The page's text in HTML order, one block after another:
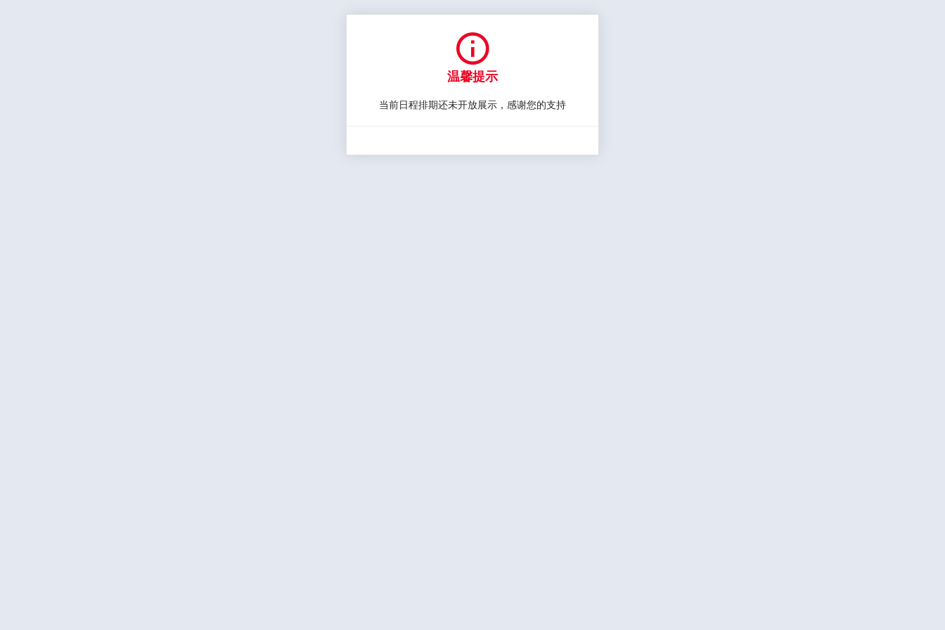

温馨提示
当前日程排期还未开放展示，感谢您的支持